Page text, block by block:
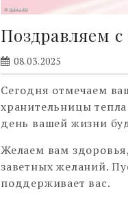
Поздравляем с
08.03.2025
Сегодня отмечаем
хранительницы
день вашей жизни
Желаем вам
заветных желаний.
поддерживает вас.